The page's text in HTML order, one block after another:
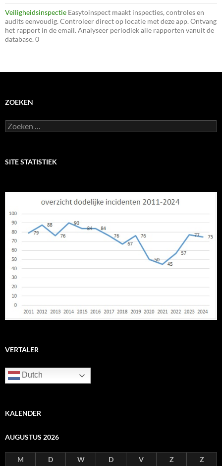
Veiligheidsinspectie Easytoinspect maakt inspecties, controles en
audits eenvoudig. Controleer direct op locatie met deze app. Ontvang
het rapport in de email. Analyseer periodiek alle rapporten vanuit de
database. 0
ZOEKEN
Zoeken
naar:
SITE STATISTIEK
VERTALER
Dutch
KALENDER
AUGUSTUS 2026
M D W D V Z
Z